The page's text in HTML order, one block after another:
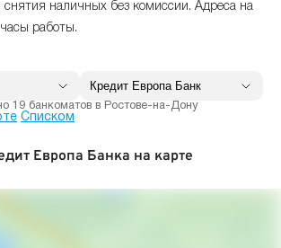
наличных без комиссии. Адреса на
работы.
19 банкоматов в Ростове-на-Дону
Списком
Европа Банка на карте